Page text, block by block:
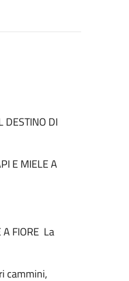
DI
E MIELE A
FIORE La
cammini,